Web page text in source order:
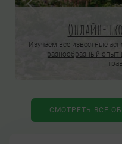
Онлайн-
Изучаем все известные
разнообразный опыт
СМОТРЕТЬ ВСЕ